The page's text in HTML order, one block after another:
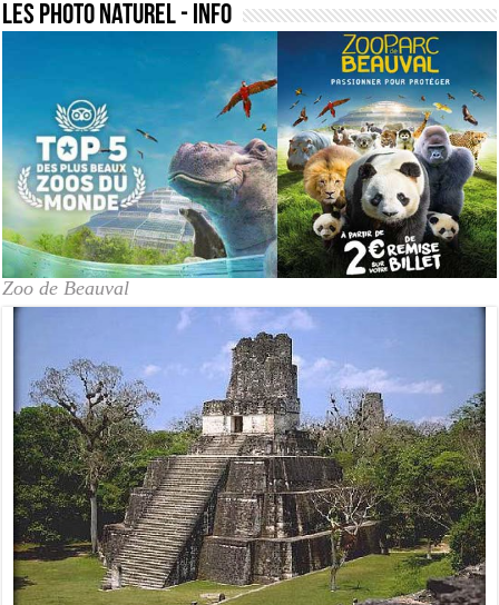
les photo naturel- Info
Zoo de Beauval